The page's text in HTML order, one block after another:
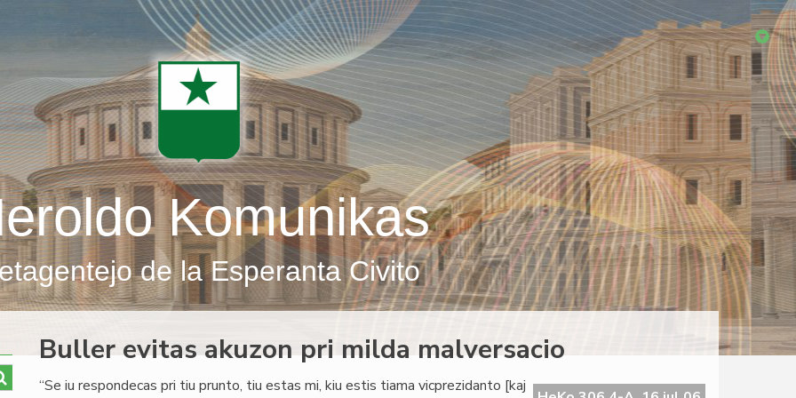
Komunikas
de la Esperanta Civito
Buller evitas akuzon pri milda malversacio
“Se iu respondecas pri tiu prunto, tiu estas mi, kiu estis tiama vicprezidanto [kaj